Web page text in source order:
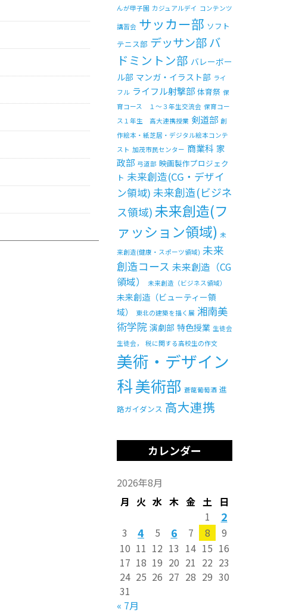
んが甲子園 カジュアルデイ コンテンツ
講習会 サッカー部 ソフト
テニス部 デッサン部バ
ドミントン部 バレーボー
ル部 マンガ・イラスト部 ライ
フル ライフル射撃部 体育祭 保
育コース １～３年生交流会 保育コー
ス１年生 高大連携授業 剣道部 創
作絵本・紙芝居・デジタル絵本コンテ
スト 加茂市民センター 商業科 家
政部 弓道部 映画製作プロジェク
ト 未来創造(CG・デザイ
ン領域) 未来創造(ビジネ
ス領域) 未来創造(フ
ァッション領域) 未
来創造(健康・スポーツ領域) 未来
創造コース 未来創造（CG
領域）
未来創造（ビジネス領域）
未来創造（ビューティー領
域）
東北の建築を描く展 湘南美
術学院 演劇部 特色授業 生徒会
生徒会，
税に関する高校生の作文
美術・デザイン
科美術部 蒼龍葡萄酒 進
路ガイダンス 高大連携
カレンダー
2026年8月
月 火 水 木 金 土 日
« 7月
1 2
3 4 5 6 7 8
9
10 11 12 13 14 15 16
17 18 19 20 21 22 23
24 25 26 27 28 29 30
31